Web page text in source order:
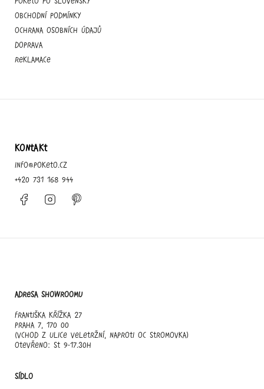
Obchodní podmínky
Ochrana osobních údajů
Doprava
Reklamace
KONTAKT
info@poketo.cz
+420 731 168 944
Facebook Instagram
Adresa showroomu
Františka Křížka 27
Praha 7, 170 00
(vchod z ulice Veletržní, naproti OC Stromovka)
otevřeno: st 9-17.30h
Sídlo